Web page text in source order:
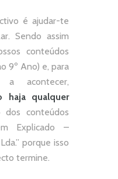
é ajudar-te
Sendo assim
conteúdos
9º Ano) e, para
acontecer,
haja qualquer
dos conteúdos
Explicado –
” porque isso
termine.